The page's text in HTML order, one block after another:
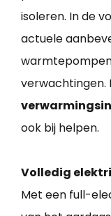
isoleren. In de
actuele
verwachtingen.
ook bij helpen.
Volledig
Met een full-